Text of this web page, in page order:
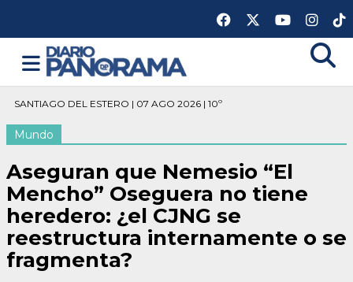
SANTIAGO DEL ESTERO | 07 AGO 2026 | 10º
Mundo
Aseguran que Nemesio “El
Mencho” Oseguera no tiene
heredero: ¿el CJNG se
reestructura internamente o se
fragmenta?